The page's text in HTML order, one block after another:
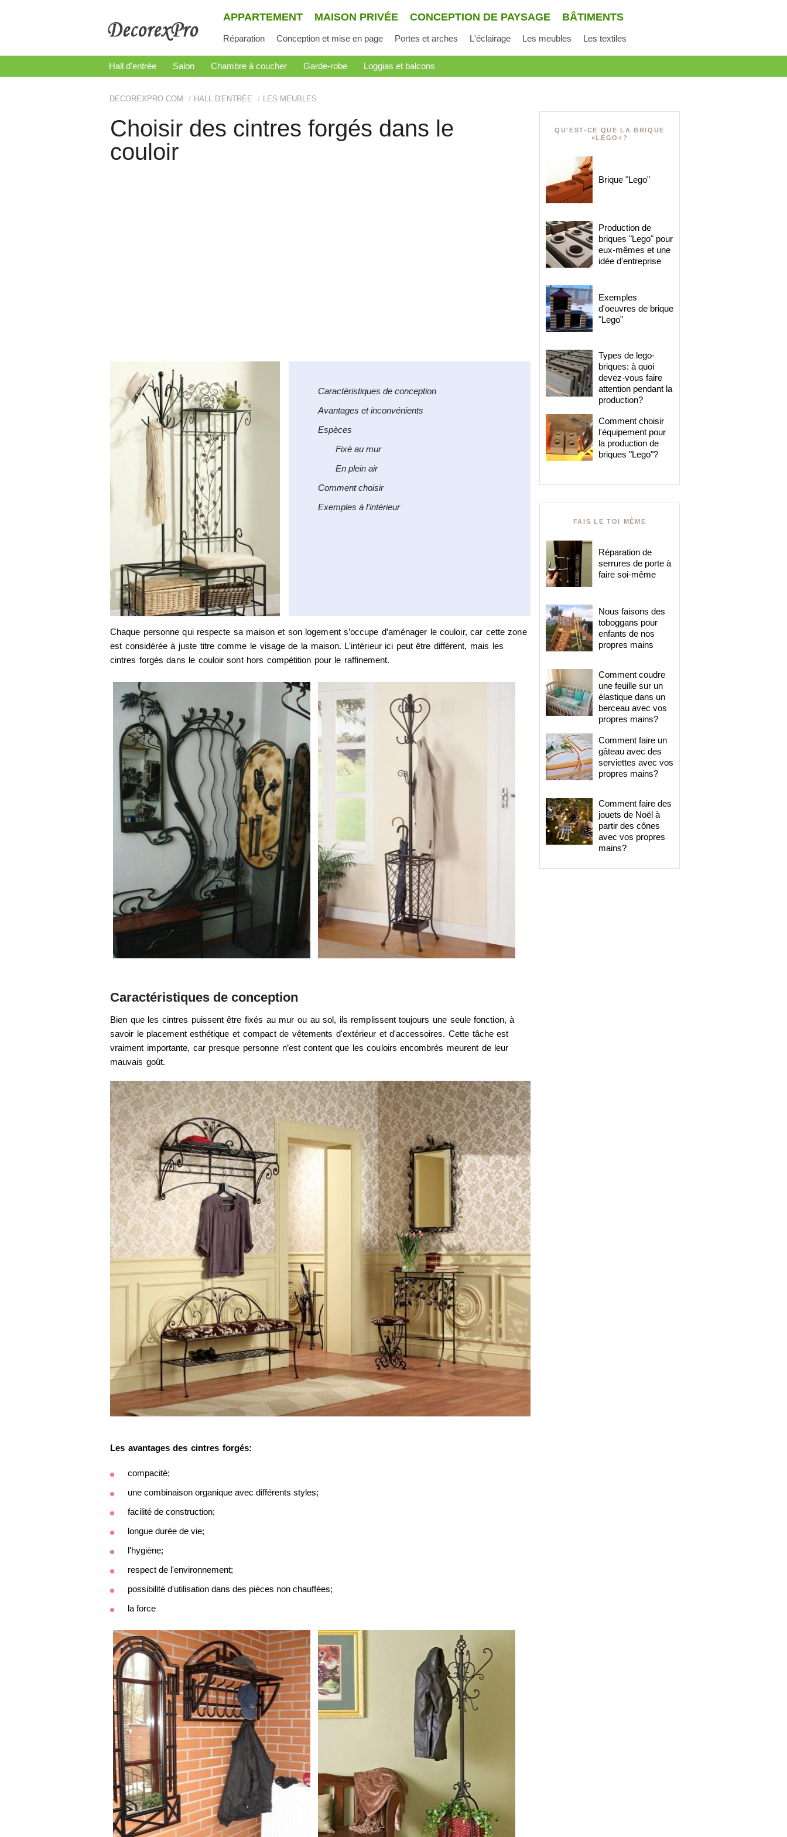
APPARTEMENT MAISON PRIVÉE CONCEPTION DE PAYSAGE BÂTIMENTS
Réparation Conception et mise en page Portes et arches L'éclairage Les meubles Les textiles
Hall d'entrée Salon Chambre à coucher Garde-robe Loggias et balcons
DECOREXPRO.COM HALL D'ENTRÉE LES MEUBLES
Choisir des cintres forgés dans le
couloir
Caractéristiques de conception
Avantages et inconvénients
Espèces
Fixé au mur
En plein air
Comment choisir
Exemples à l'intérieur
Chaque personne qui respecte sa maison et son logement s’occupe d’aménager le couloir, car cette zone
est considérée à juste titre comme le visage de la maison. L'intérieur ici peut être différent, mais les
cintres forgés dans le couloir sont hors compétition pour le raffinement.
Caractéristiques de conception
Bien que les cintres puissent être fixés au mur ou au sol, ils remplissent toujours une seule fonction, à
savoir le placement esthétique et compact de vêtements d'extérieur et d'accessoires. Cette tâche est
vraiment importante, car presque personne n’est content que les couloirs encombrés meurent de leur
mauvais goût.
Les avantages des cintres forgés:
compacité;
une combinaison organique avec différents styles;
facilité de construction;
longue durée de vie;
l'hygiène;
respect de l'environnement;
possibilité d'utilisation dans des pièces non chauffées;
la force
QU'EST-CE QUE LA BRIQUE
«LEGO»?
Brique "Lego"
Production de
briques "Lego" pour
eux-mêmes et une
idée d'entreprise
Exemples
d'oeuvres de brique
"Lego"
Types de lego-
briques: à quoi
devez-vous faire
attention pendant la
production?
Comment choisir
l'équipement pour
la production de
briques "Lego"?
FAIS LE TOI MÊME
Réparation de
serrures de porte à
faire soi-même
Nous faisons des
toboggans pour
enfants de nos
propres mains
Comment coudre
une feuille sur un
élastique dans un
berceau avec vos
propres mains?
Comment faire un
gâteau avec des
serviettes avec vos
propres mains?
Comment faire des
jouets de Noël à
partir des cônes
avec vos propres
mains?